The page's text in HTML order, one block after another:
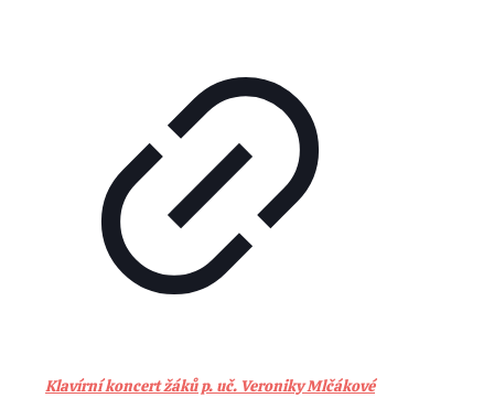
Klavírní koncert žáků p. uč. Veroniky Mlčákové